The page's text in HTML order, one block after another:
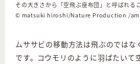
その大きさから「空飛ぶ座布団」と呼ばれる
©︎ matsuki hiroshi/Nature Production /
ムササビの移動方法は飛ぶのではな
です。コウモリのように羽ばたいて